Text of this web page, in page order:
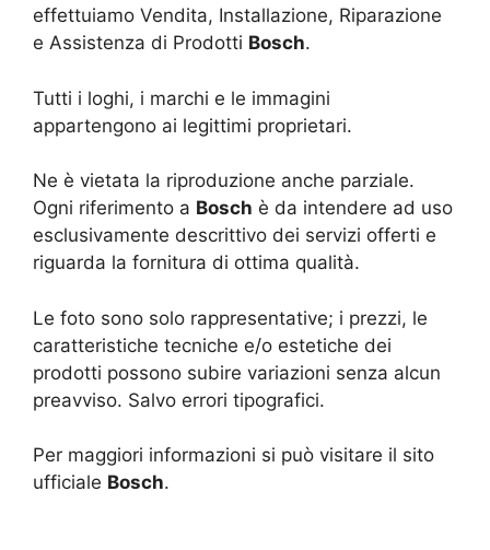
effettuiamo Vendita, Installazione, Riparazione
e Assistenza di Prodotti Bosch.
Tutti i loghi, i marchi e le immagini
appartengono ai legittimi proprietari.
Ne è vietata la riproduzione anche parziale.
Ogni riferimento a Bosch è da intendere ad uso
esclusivamente descrittivo dei servizi offerti e
riguarda la fornitura di ottima qualità.
Le foto sono solo rappresentative; i prezzi, le
caratteristiche tecniche e/o estetiche dei
prodotti possono subire variazioni senza alcun
preavviso. Salvo errori tipografici.
Per maggiori informazioni si può visitare il sito
ufficiale Bosch.